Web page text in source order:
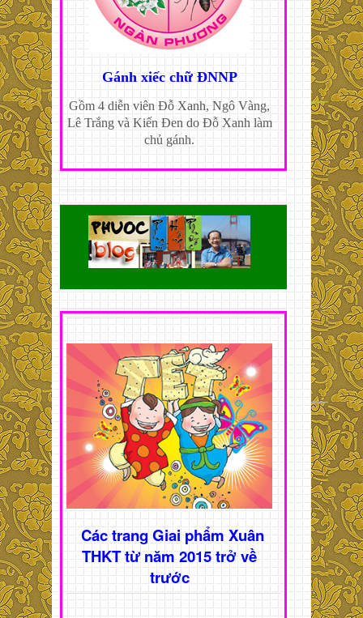
Gánh xiếc chữ ĐNNP
Gồm 4 diễn viên Đỗ Xanh, Ngô Vàng,
Lê Trắng và Kiến Đen do Đỗ Xanh làm
chủ gánh.
Các trang Giai phẩm Xuân
THKT từ năm 2015 trở về
trước